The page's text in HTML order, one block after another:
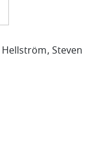
Hellström Steven